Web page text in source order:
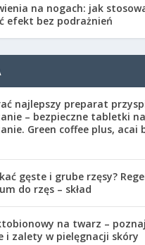
na nogach: jak
efekt bez podrażnień
najlepszy preparat
– bezpieczne tabletki na
Green coffee plus, acai
gęste i grube rzęsy?
do rzęs – skład
na twarz –
i zalety w pielęgnacji skóry